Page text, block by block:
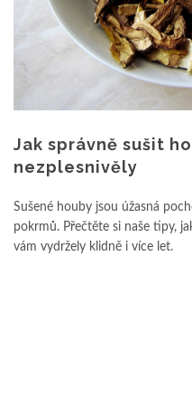
Jak správně sušit
nezplesnivěly
Sušené houby jsou úžasná
pokrmů. Přečtěte si naše tipy,
vám vydržely klidně i více let.